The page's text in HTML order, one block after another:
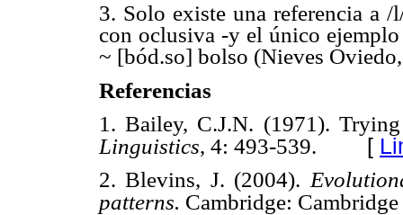
3. Solo existe una referencia a
con oclusiva -y el único
~ [bód.so] bolso (Nieves
Referencias
1. Bailey, C.J.N. (1971).
Linguistics, 4: 493-539. [
2. Blevins, J. (2004).
patterns. Cambridge: